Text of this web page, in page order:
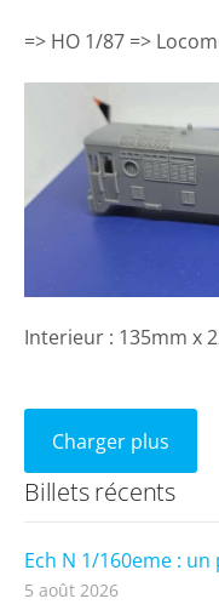
Billets récents
Ech N 1/160eme :
5 août 2026
=> HO 1/87 =>
Interieur : 135mm x
Charger plus